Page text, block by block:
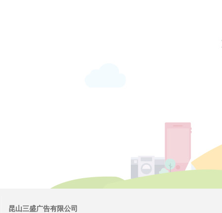
昆山三盛广告有限公司